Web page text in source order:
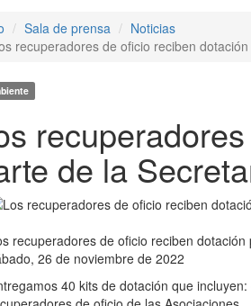
Sala de prensa
Noticias
recuperadores de oficio reciben
de la
recuperadores de oficio reciben
26 de noviembre de 2022
40 kits de dotación que